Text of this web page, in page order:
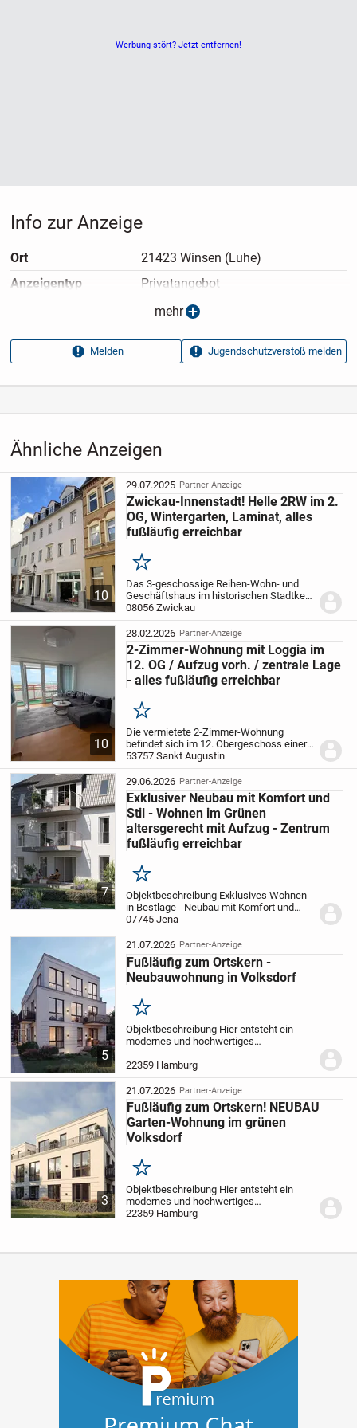
Werbung stört? Jetzt entfernen!
Ähnliche Anzeigen
10
29.07.2025 Partner-Anzeige
Zwickau-Innenstadt! Helle 2RW im 2.
OG, Wintergarten, Laminat, alles
fußläufig erreichbar
Merken
Das 3-geschossige Reihen-Wohn- und
Geschäftshaus im historischen Stadtkern
von Zwickau wurde lt. beigefügter
Denkmalschutzinformation im Jahr 1834
erbaut, lt. Energieausweis 1850.
2002...
08056 Zwickau
10
28.02.2026 Partner-Anzeige
2-Zimmer-Wohnung mit Loggia im
12. OG / Aufzug vorh. / zentrale Lage
- alles fußläufig erreichbar
Merken
Die vermietete 2-Zimmer-Wohnung
befindet sich im 12. Obergeschoss einer
aus 2 Gebäudeteilen bestehenden
Hochhaus-Wohnanlage. Sie erreichen die
Einheit wahlweise ganz bequem mit
einem der beiden...
53757 Sankt Augustin
7
29.06.2026 Partner-Anzeige
Exklusiver Neubau mit Komfort und
Stil - Wohnen im Grünen
altersgerecht mit Aufzug - Zentrum
fußläufig erreichbar
Merken
Objektbeschreibung Exklusives Wohnen
in Bestlage - Neubau mit Komfort und
StilWillkomen in Ihrem neuen Zuhause -
einem Ort, der höchste Qualität,
modernes Design und eine durchdachte
Raumaufteilung...
07745 Jena
5
21.07.2026 Partner-Anzeige
Fußläufig zum Ortskern -
Neubauwohnung in Volksdorf
Merken
Objektbeschreibung Hier entsteht ein
modernes und hochwertiges
Wohneinheiten. Unser Projekt wird
individuell wie Ihre Wohnträume.
Seniorengerecht, aber auch ideal für...
22359 Hamburg
3
21.07.2026 Partner-Anzeige
Fußläufig zum Ortskern! NEUBAU
Garten-Wohnung im grünen
Volksdorf
Merken
Objektbeschreibung Hier entsteht ein
modernes und hochwertiges
Mehrfamilienhaus mit exklusiven
Wohneinheiten. Unser Projekt wird
22359 Hamburg
Info zur Anzeige
Ort
21423 Winsen (Luhe)
Anzeigen­typ
Privatangebot
18.01.2026
Anzeigen­kennung
aaad9641
Aufrufe dieser
21
mehr
Melden Jugendschutzverstoß melden